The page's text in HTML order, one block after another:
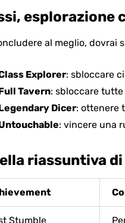
esplorazione
al meglio, dovrai
Explorer: sbloccare
Tavern: sbloccare
Dicer: ottenere
: vincere una
riassuntiva
Stumble